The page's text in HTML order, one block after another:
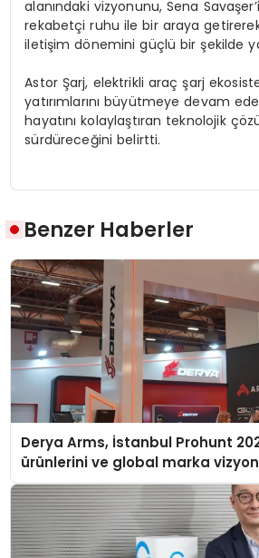
alanındaki vizyonunu, Sena
rekabetçi ruhu ile bir araya
iletişim dönemini güçlü bir şekilde
Astor Şarj, elektrikli araç şarj
yatırımlarını büyütmeye devam
hayatını kolaylaştıran teknolojik
sürdüreceğini belirtti.
Benzer Haberler
Derya Arms, İstanbul Prohunt
ürünlerini ve global marka